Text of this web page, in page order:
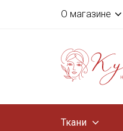
О магазине
Ткани